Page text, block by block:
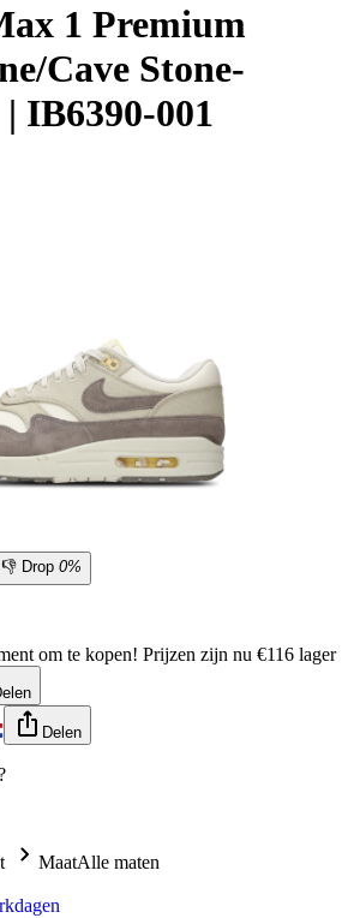
1 Premium
Cave Stone-
IB6390-001
👎 Drop 0%
om te kopen! Prijzen zijn nu €116 lager
Delen
MaatAlle maten